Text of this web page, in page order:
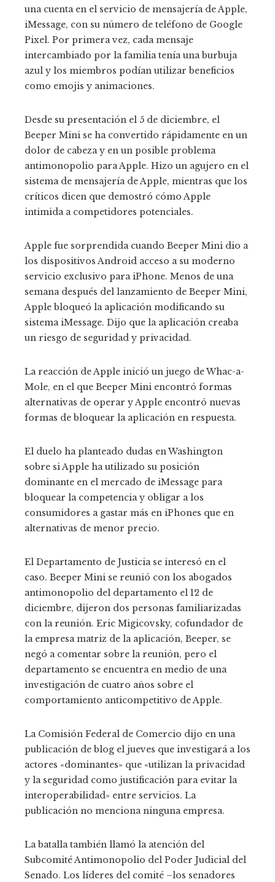
una cuenta en el servicio de mensajería de Apple,
iMessage, con su número de teléfono de Google
Pixel. Por primera vez, cada mensaje
intercambiado por la familia tenía una burbuja
azul y los miembros podían utilizar beneficios
como emojis y animaciones.
Desde su presentación el 5 de diciembre, el
Beeper Mini se ha convertido rápidamente en un
dolor de cabeza y en un posible problema
antimonopolio para Apple. Hizo un agujero en el
sistema de mensajería de Apple, mientras que los
críticos dicen que demostró cómo Apple
intimida a competidores potenciales.
Apple fue sorprendida cuando Beeper Mini dio a
los dispositivos Android acceso a su moderno
servicio exclusivo para iPhone. Menos de una
semana después del lanzamiento de Beeper Mini,
Apple bloqueó la aplicación modificando su
sistema iMessage. Dijo que la aplicación creaba
un riesgo de seguridad y privacidad.
La reacción de Apple inició un juego de Whac-a-
Mole, en el que Beeper Mini encontró formas
alternativas de operar y Apple encontró nuevas
formas de bloquear la aplicación en respuesta.
El duelo ha planteado dudas en Washington
sobre si Apple ha utilizado su posición
dominante en el mercado de iMessage para
bloquear la competencia y obligar a los
consumidores a gastar más en iPhones que en
alternativas de menor precio.
El Departamento de Justicia se interesó en el
caso. Beeper Mini se reunió con los abogados
antimonopolio del departamento el 12 de
diciembre, dijeron dos personas familiarizadas
con la reunión. Eric Migicovsky, cofundador de
la empresa matriz de la aplicación, Beeper, se
negó a comentar sobre la reunión, pero el
departamento se encuentra en medio de una
investigación de cuatro años sobre el
comportamiento anticompetitivo de Apple.
La Comisión Federal de Comercio dijo en una
publicación de blog el jueves que investigará a los
actores «dominantes» que «utilizan la privacidad
y la seguridad como justificación para evitar la
interoperabilidad» entre servicios. La
publicación no menciona ninguna empresa.
La batalla también llamó la atención del
Subcomité Antimonopolio del Poder Judicial del
Senado. Los líderes del comité –los senadores